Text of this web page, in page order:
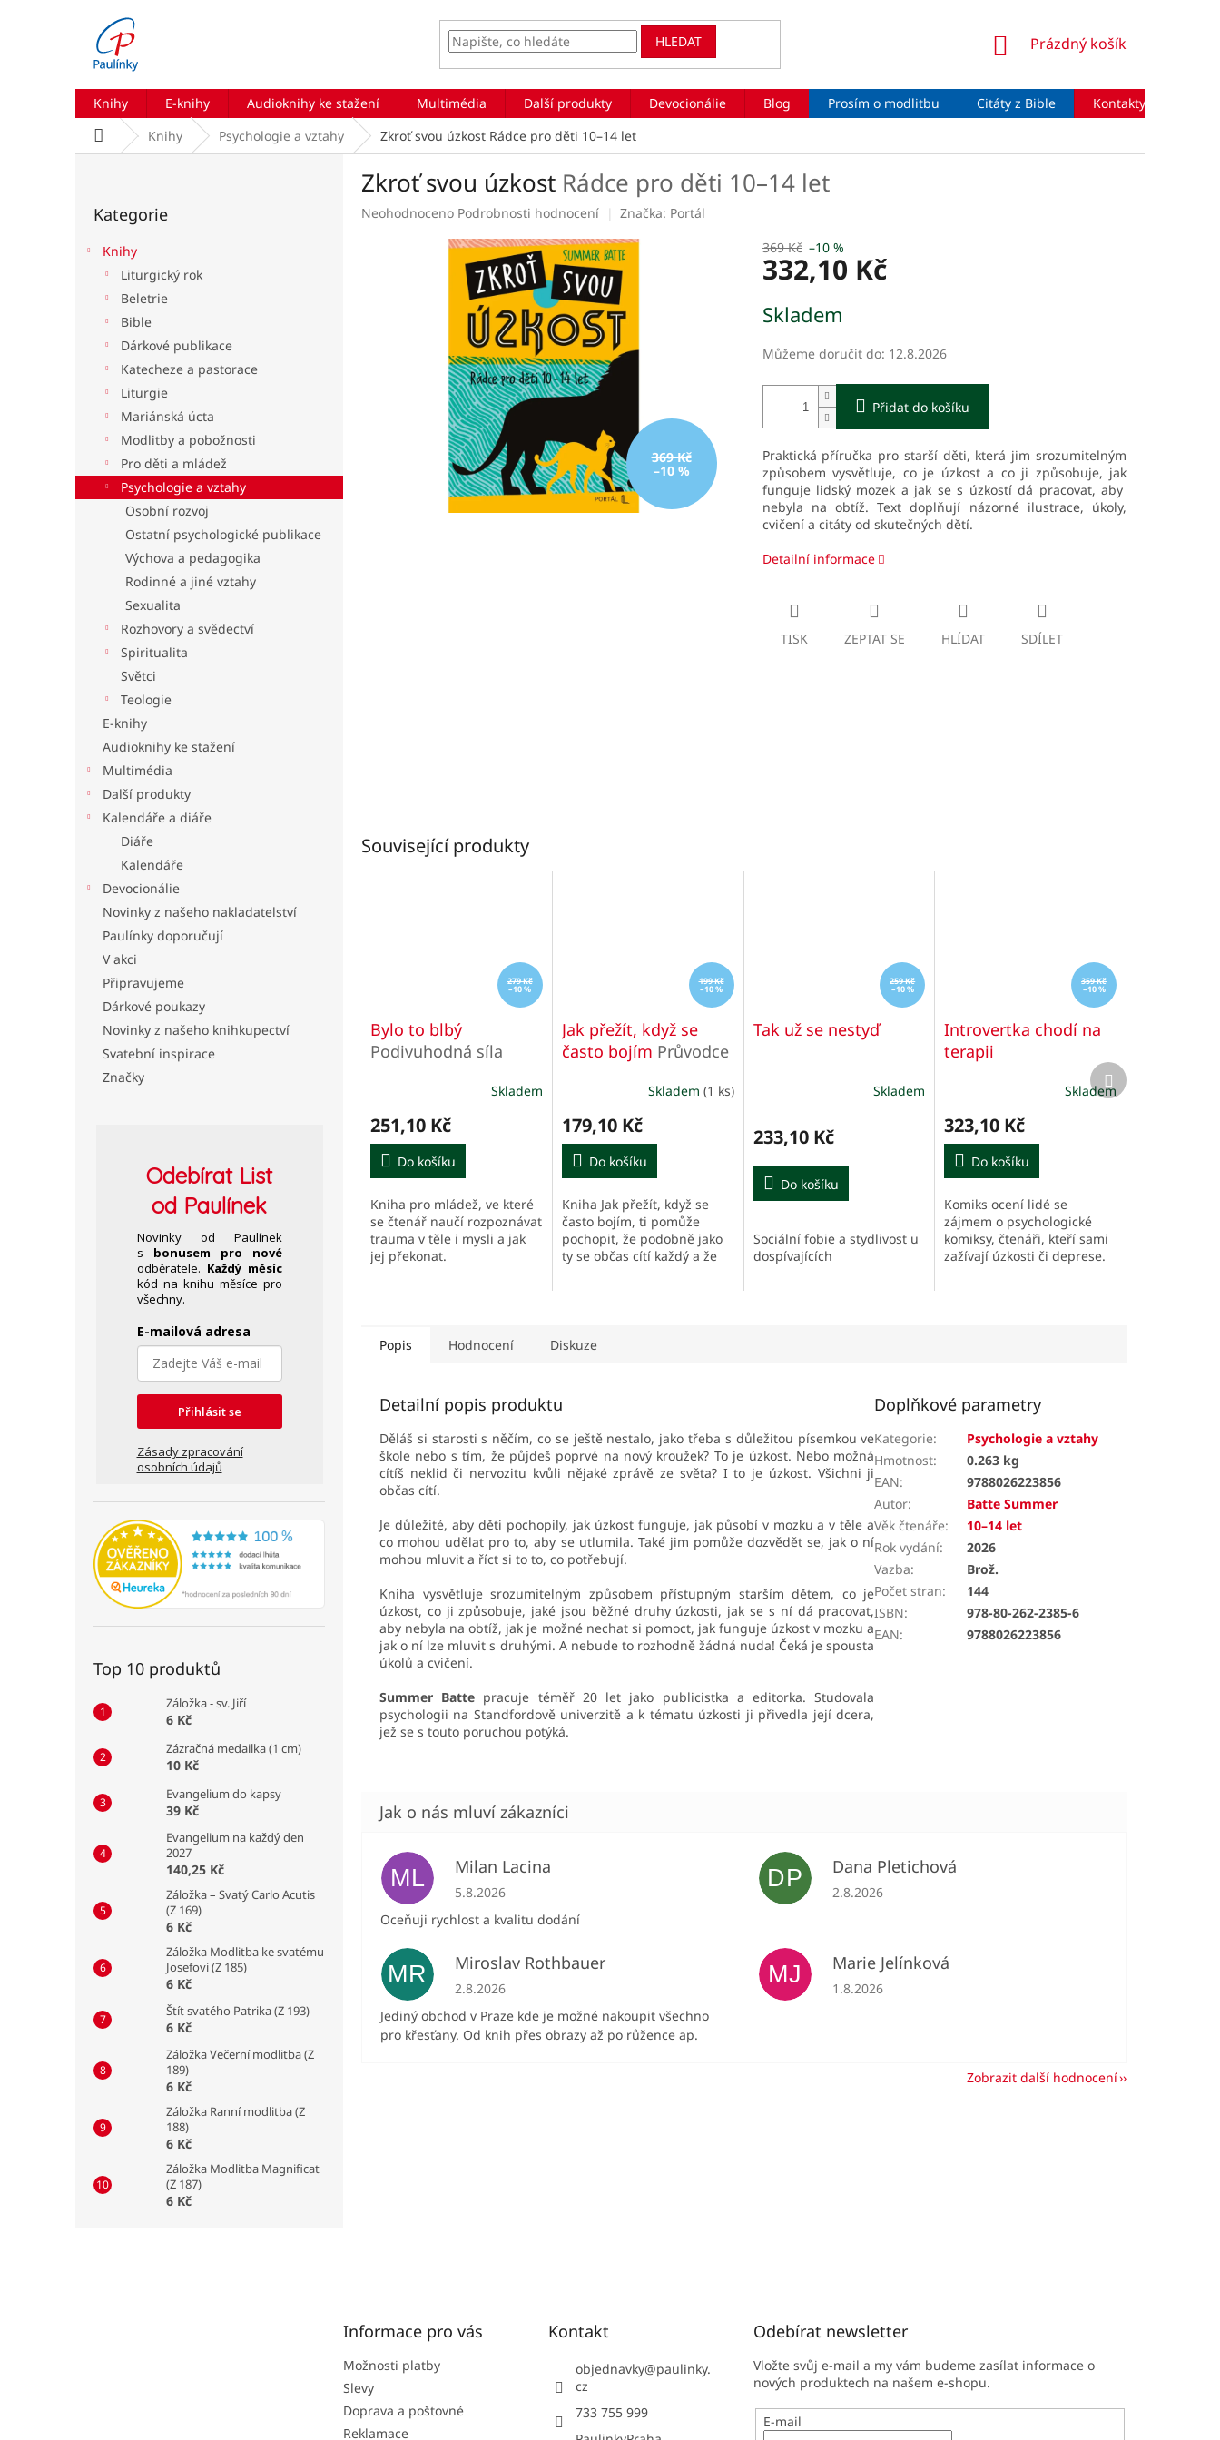
HLEDAT
NÁKUPNÍ
Prázdný košík
Knihy E-knihy Audioknihy ke stažení Multimédia Další produkty Devocionálie Blog Prosím o modlitbu Citáty z Bible Kontakty
Domů Knihy Psychologie a vztahy Zkroť svou úzkost Rádce pro děti 10–14 let
kategorie
Kategorie
Knihy
Liturgický rok
Beletrie
Bible
Dárkové publikace
Katecheze a pastorace
Liturgie
Mariánská úcta
Modlitby a pobožnosti
Pro děti a mládež
Psychologie a vztahy
Osobní rozvoj
Ostatní psychologické publikace
Výchova a pedagogika
Rodinné a jiné vztahy
Sexualita
Rozhovory a svědectví
Spiritualita
Světci
Teologie
E-knihy
Audioknihy ke stažení
Multimédia
Další produkty
Kalendáře a diáře
Diáře
Kalendáře
Devocionálie
Novinky z našeho nakladatelství
Paulínky doporučují
V akci
Připravujeme
Dárkové poukazy
Novinky z našeho knihkupectví
Svatební inspirace
Značky
OdebíratList
od Paulínek
Novinky od Paulínek
s bonusem pro nové
odběratele. Každý měsíc
kód na knihu měsíce pro
všechny.
E-mailová adresa
Přihlásit se
Zásady zpracování
osobních údajů
Top 10 produktů
Záložka - sv. Jiří
6 Kč
Zázračná medailka (1 cm)
10 Kč
Evangelium do kapsy
39 Kč
Evangelium na každý den
2027
140,25 Kč
Záložka – Svatý Carlo Acutis
(Z 169)
6 Kč
Záložka Modlitba ke svatému
Josefovi (Z 185)
6 Kč
Štít svatého Patrika (Z 193)
6 Kč
Záložka Večerní modlitba (Z
189)
6 Kč
Záložka Ranní modlitba (Z
188)
6 Kč
Záložka Modlitba Magnificat
(Z 187)
6 Kč
Zkroť svou úzkost Rádce pro děti 10–14 let
Průměrné
Neohodnoceno Podrobnosti hodnocení Značka: Portál
369 Kč
–10 %
369 Kč –10 %
332,10 Kč
cena:
Skladem
Můžeme doručit do: 12.8.2026
Přidat do košíku
Praktická příručka pro starší děti, která jim srozumitelným
způsobem vysvětluje, co je úzkost a co ji způsobuje, jak
funguje lidský mozek a jak se s úzkostí dá pracovat, aby
nebyla na obtíž. Text doplňují názorné ilustrace, úkoly,
cvičení a citáty od skutečných dětí.
Detailní informace
TISK ZEPTAT SE HLÍDAT SDÍLET
Související produkty
279 Kč
–10 %
Bylo to blbý
Podivuhodná síla
Skladem
251,10 Kč
Do košíku
Kniha pro mládež, ve které
se čtenář naučí rozpoznávat
trauma v těle i mysli a jak
jej překonat.
199 Kč
–10 %
Jak přežít, když se
často bojím Průvodce
Skladem (1 ks)
179,10 Kč
Do košíku
Kniha Jak přežít, když se
často bojím, ti pomůže
pochopit, že podobně jako
ty se občas cítí každý a že
259 Kč
–10 %
Tak už se nestyď
Skladem
233,10 Kč
Do košíku
Sociální fobie a stydlivost u
dospívajících
359 Kč
–10 %
Introvertka chodí na
terapii
Skladem
323,10 Kč
Do košíku
Komiks ocení lidé se
zájmem o psychologické
komiksy, čtenáři, kteří sami
zažívají úzkosti či deprese.
Další
produkt
Popis Hodnocení Diskuze
Detailní popis produktu
Děláš si starosti s něčím, co se ještě nestalo, jako třeba s důležitou písemkou ve
škole nebo s tím, že půjdeš poprvé na nový kroužek? To je úzkost. Nebo možná
cítíš neklid či nervozitu kvůli nějaké zprávě ze světa? I to je úzkost. Všichni ji
občas cítí.
Je důležité, aby děti pochopily, jak úzkost funguje, jak působí v mozku a v těle a
co mohou udělat pro to, aby se utlumila. Také jim pomůže dozvědět se, jak o ní
mohou mluvit a říct si to to, co potřebují.
Kniha vysvětluje srozumitelným způsobem přístupným starším dětem, co je
úzkost, co ji způsobuje, jaké jsou běžné druhy úzkosti, jak se s ní dá pracovat,
aby nebyla na obtíž, jak je možné nechat si pomoct, jak funguje úzkost v mozku a
jak o ní lze mluvit s druhými. A nebude to rozhodně žádná nuda! Čeká je spousta
úkolů a cvičení.
Summer Batte pracuje téměř 20 let jako publicistka a editorka. Studovala
psychologii na Standfordově univerzitě a k tématu úzkosti ji přivedla její dcera,
jež se s touto poruchou potýká.
Doplňkové parametry
Kategorie:
Psychologie a vztahy
Hmotnost:
0.263 kg
EAN:
9788026223856
Autor:
Batte Summer
Věk čtenáře:
10–14 let
Rok vydání:
2026
Vazba:
Brož.
Počet stran:
144
ISBN:
978-80-262-2385-6
EAN: 9788026223856
ML Milan Lacina
Hodnocení obchodu je 5 z 5 hvězdiček.
5.8.2026
Oceňuji rychlost a kvalitu dodání
DP Dana Pletichová
Hodnocení obchodu je 5 z 5 hvězdiček.
2.8.2026
MR Miroslav Rothbauer
Hodnocení obchodu je 5 z 5 hvězdiček.
2.8.2026
Jediný obchod v Praze kde je možné nakoupit všechno
pro křesťany. Od knih přes obrazy až po růžence ap.
MJ Marie Jelínková
Hodnocení obchodu je 5 z 5 hvězdiček.
1.8.2026
Zobrazit další hodnocení
Informace pro vás
Možnosti platby
Slevy
Doprava a poštovné
Reklamace
Kontakt
objednavky@paulinky.
cz
733 755 999
Odebírat newsletter
Vložte svůj e-mail a my vám budeme zasílat informace o
nových produktech na našem e-shopu.
E-mail